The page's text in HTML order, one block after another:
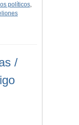
políticos,
/